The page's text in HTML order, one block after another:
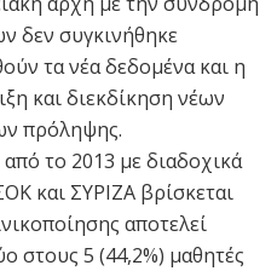
δεν συγκινήθηκε
τα νέα δεδομένα και η
και διεκδίκηση νέων
πρόληψης.
το 2013 με διαδοχικά
και ΣΥΡΙΖΑ βρίσκεται
αποτελεί
στους 5 (44,2%) μαθητές